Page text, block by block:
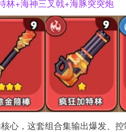
林+海神三叉戟+海豚突突炮
心，这套组合集输出爆发、